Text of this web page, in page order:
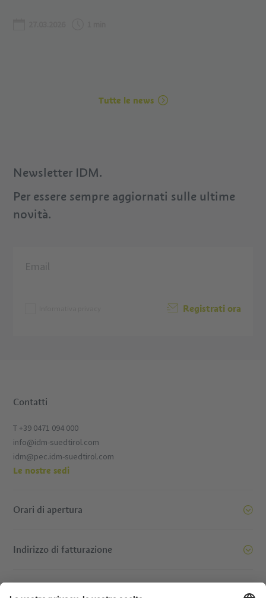
Tutte le news
Newsletter IDM.
Per essere sempre aggiornati sulle ultime
novità.
Registrati ora
Contatti
T +39 0471 094 000
info@idm-suedtirol.com
idm@pec.idm-suedtirol.com
Le nostre sedi
Orari di apertura
Indirizzo di fatturazione